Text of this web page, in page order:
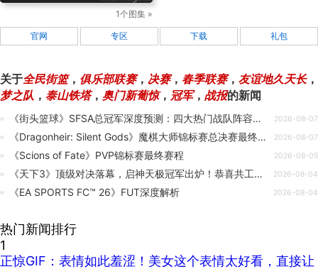
1个图集 »
官网 专区 下载 礼包
关于全民街篮， 俱乐部联赛， 决赛， 春季联赛， 友谊地久天长，
梦之队 ， 泰山铁塔， 奥门新葡惊， 冠军， 战报的新闻
《街头篮球》SFSA总冠军深度预测：四大热门战队阵容优劣&amp;夺冠概率全解析 2026-08-07
《Dragonheir: Silent Gods》魔棋大师锦标赛总决赛最终排名 2026-08-07
《Scions of Fate》PVP锦标赛最终赛程 2026-08-05
《天下3》顶级对决落幕，启神天极冠军出炉！恭喜共工阵营夺冠，山崖书院势力荣获贡献第一势力 2026-08-04
《EA SPORTS FC™ 26》FUT深度解析 2026-08-04
热门新闻排行
1
正惊GIF：表情如此羞涩！美女这个表情太好看，直接让